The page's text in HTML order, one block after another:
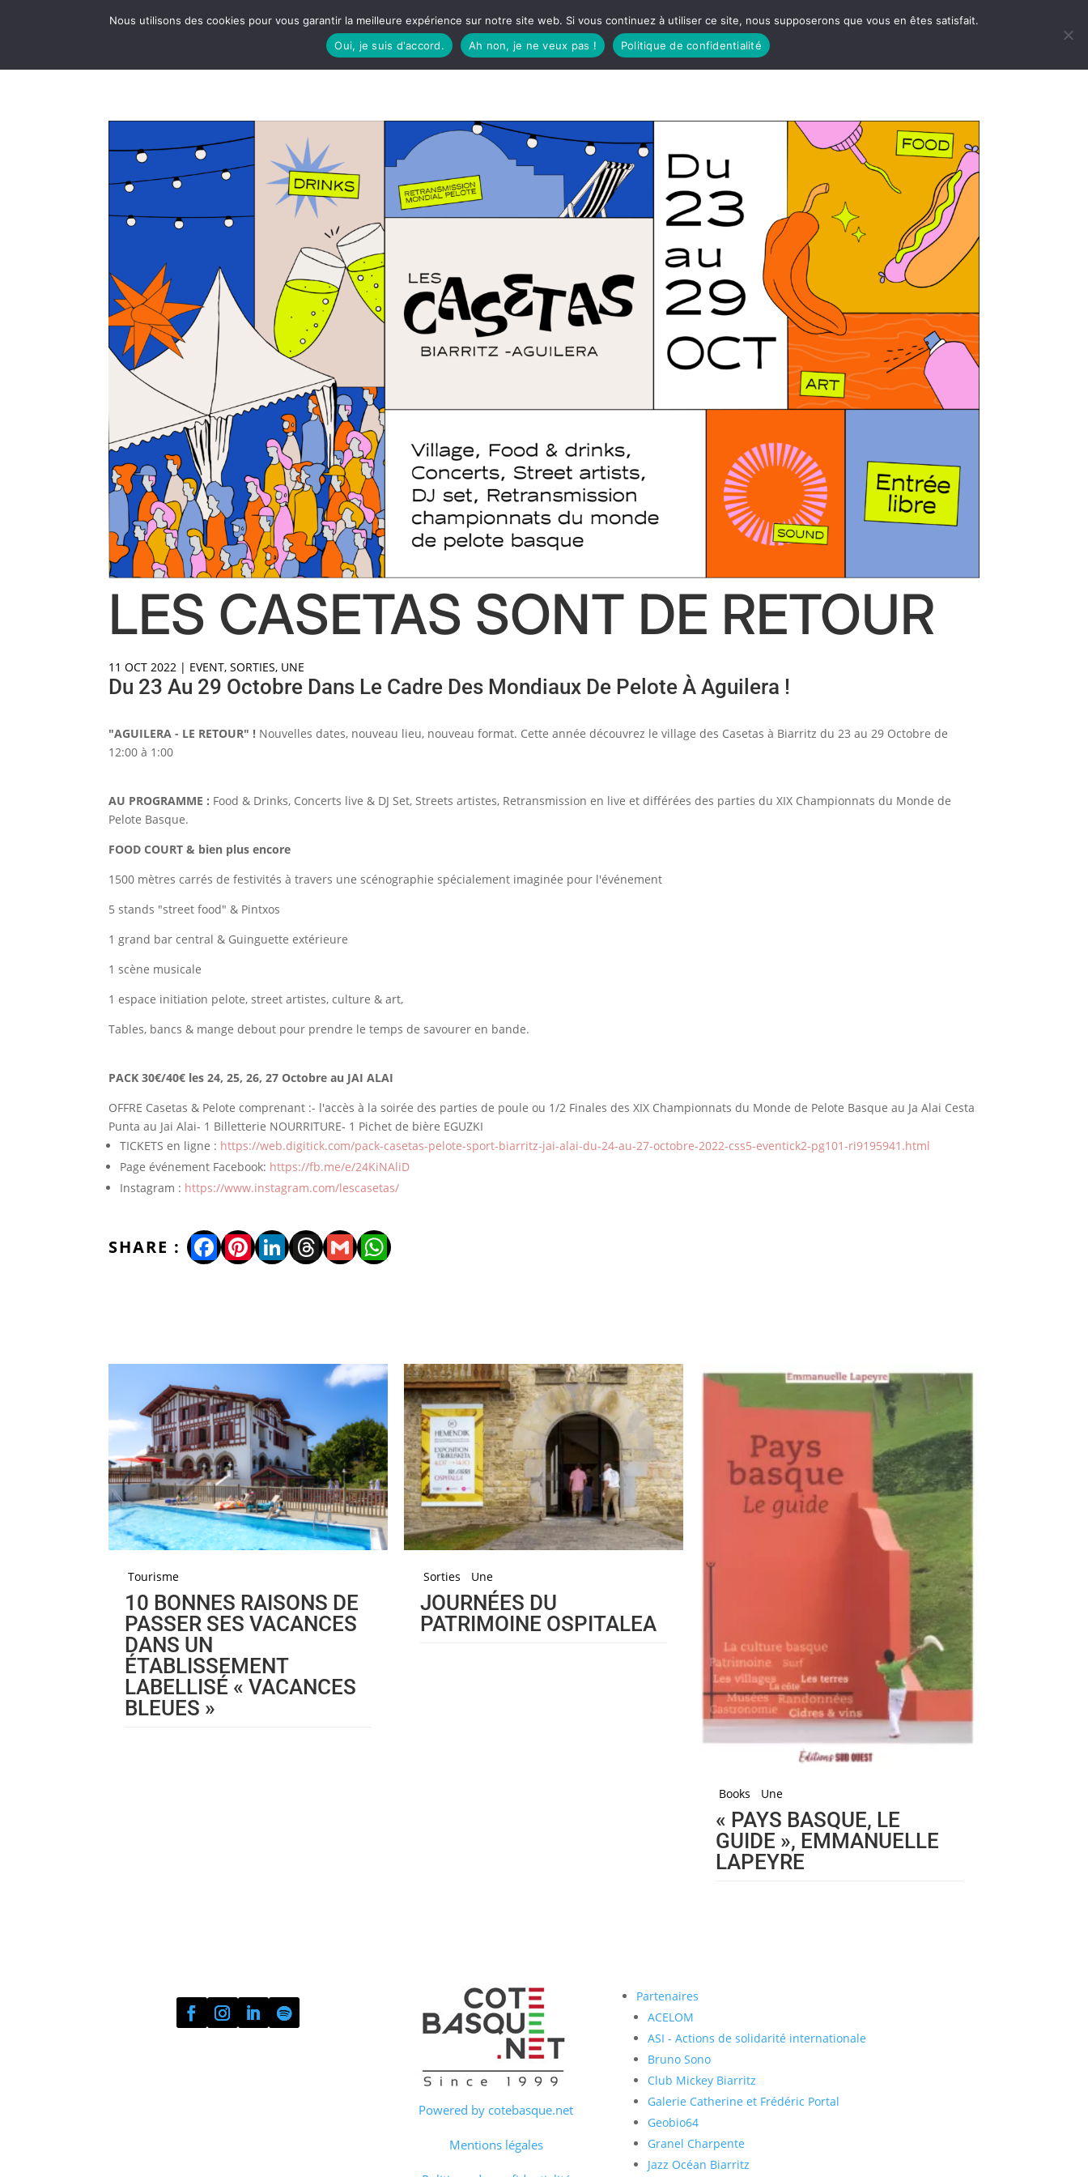
LE STUDIO FÊTES BASQUES À MANGER CÔTÉ SORTIES GREEN LIFE
LES CASETAS SONT DE RETOUR
11 OCT 2022 | EVENT,SORTIES, UNE
Du 23 Au 29 Octobre Dans Le Cadre Des Mondiaux De Pelote À Aguilera !
"AGUILERA - LE RETOUR" ! Nouvelles dates, nouveau lieu, nouveau format. Cette année découvrez le village des Casetas à Biarritz du 23 au 29 Octobre de
12:00 à 1:00
AU PROGRAMME : Food & Drinks, Concerts live & DJ Set, Streets artistes, Retransmission en live et différées des parties du XIX Championnats du Monde de
Pelote Basque.
FOOD COURT & bien plus encore
1500 mètres carrés de festivités à travers une scénographie spécialement imaginée pour l'événement
5 stands "street food" & Pintxos
1 grand bar central & Guinguette extérieure
1 scène musicale
1 espace initiation pelote, street artistes, culture & art,
Tables, bancs & mange debout pour prendre le temps de savourer en bande.
PACK 30€/40€ les 24, 25, 26, 27 Octobre au JAI ALAI
OFFRE Casetas & Pelote comprenant :- l'accès à la soirée des parties de poule ou 1/2 Finales des XIX Championnats du Monde de Pelote Basque au Ja Alai Cesta
Punta au Jai Alai- 1 Billetterie NOURRITURE- 1 Pichet de bière EGUZKI
TICKETS en ligne : https://web.digitick.com/pack-casetas-pelote-sport-biarritz-jai-alai-du-24-au-27-octobre-2022-css5-eventick2-pg101-ri9195941.html
Page événement Facebook: https://fb.me/e/24KiNAliD
Instagram : https://www.instagram.com/lescasetas/
Facebook
Pinterest
LinkedIn
Threads
GmailWhatsApp
Tourisme
10 BONNES RAISONS DE
PASSER SES VACANCES
DANS UN
ÉTABLISSEMENT
LABELLISÉ « VACANCES
BLEUES »
Sorties Une
JOURNÉES DU
PATRIMOINE OSPITALEA
Books Une
« PAYS BASQUE, LE
GUIDE », EMMANUELLE
LAPEYRE
Powered by cotebasque.net
Mentions légales
Partenaires
ACELOM
ASI - Actions de solidarité internationale
Bruno Sono
Club Mickey Biarritz
Galerie Catherine et Frédéric Portal
Geobio64
Granel Charpente
Jazz Océan Biarritz
Nous utilisons des cookies pour vous garantir la meilleure expérience sur notre site web. Si vous continuez à utiliser ce site, nous supposerons que vous en êtes satisfait.
Oui, je suis d'accord.
Ah non, je ne veux pas ! Politique de confidentialité